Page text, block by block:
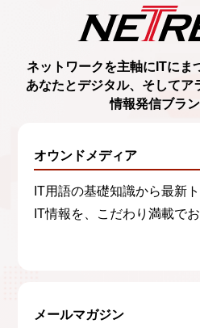
ネットワークを主軸に ITにま
あなたとデジタル、 そしてア
情報発信ブラ
オウンドメディア
IT用語の基礎知識から最新
IT情報を、こだわり満載で
メールマガジン